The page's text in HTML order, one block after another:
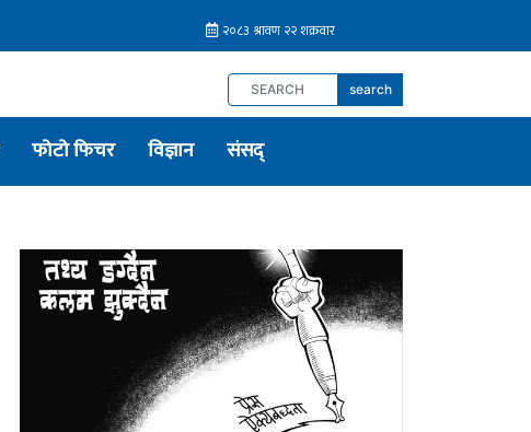
search
फोटो फिचर विज्ञान संसद्